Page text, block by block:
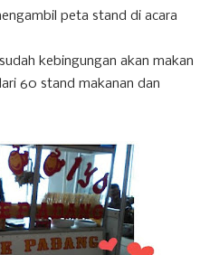
peta stand di acara
kebingungan akan makan
60 stand makanan dan